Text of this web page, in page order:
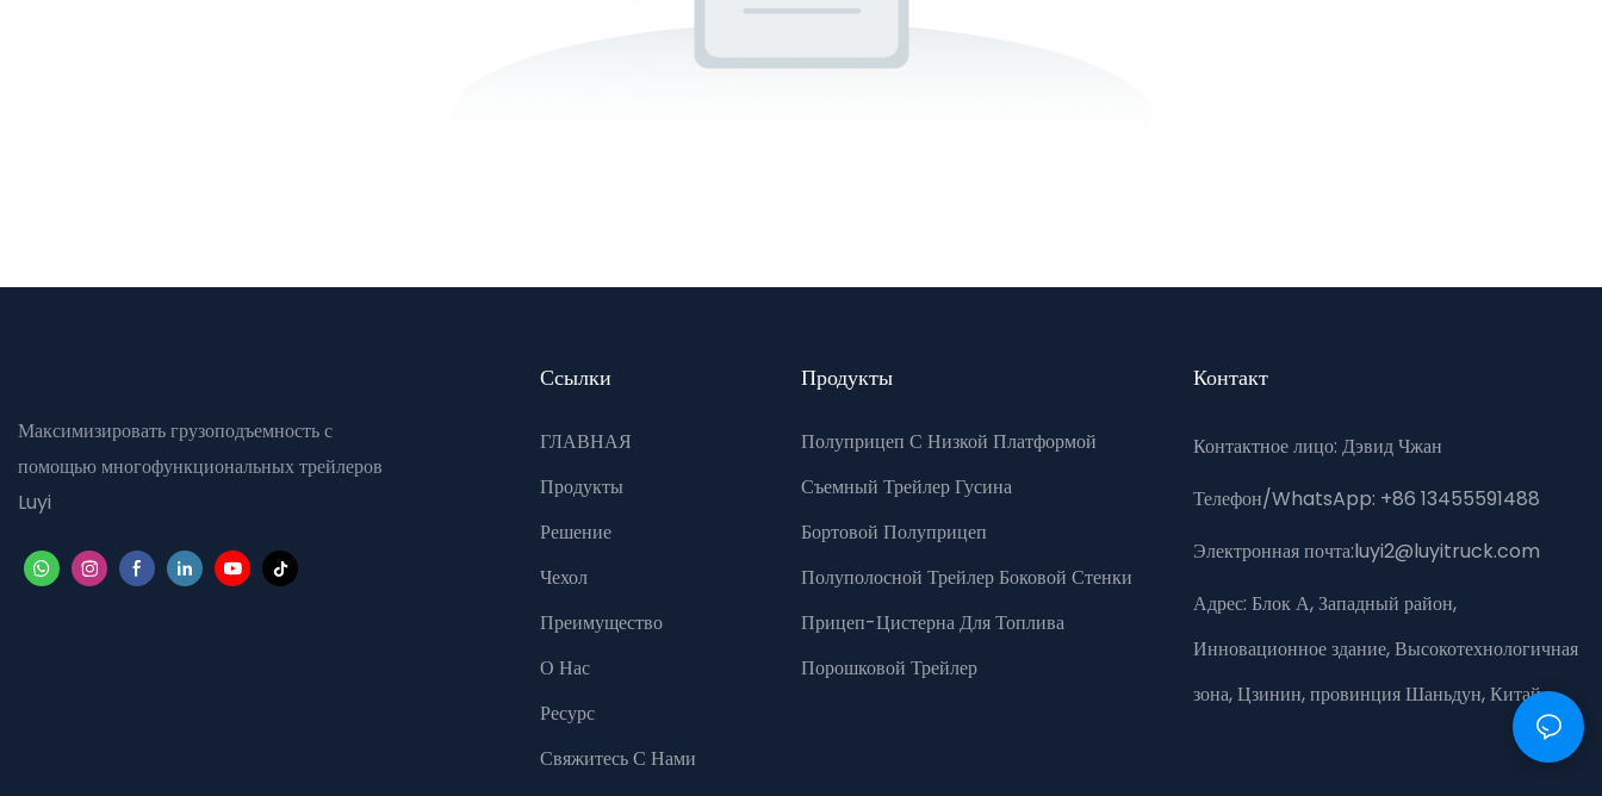
Максимизировать грузоподъемность с
помощью многофункциональных трейлеров
Luyi
Ссылки
ГЛАВНАЯ
Продукты
Решение
Чехол
Преимущество
О Нас
Ресурс
Свяжитесь С Нами
Продукты
Полуприцеп С Низкой Платформой
Съемный Трейлер Гусина
Бортовой Полуприцеп
Полуполосной Трейлер Боковой Стенки
Прицеп-Цистерна Для Топлива
Порошковой Трейлер
Контакт
Контактное лицо: Дэвид Чжан
Телефон/WhatsApp: +86 13455591488
Электронная почта:luyi2@luyitruck.com
Адрес: Блок А, Западный район,
Инновационное здание, Высокотехнологичная
зона, Цзинин, провинция Шаньдун, Китай.